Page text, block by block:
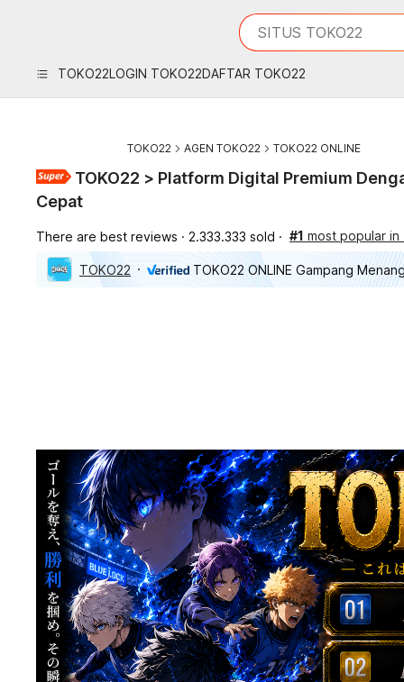
What are you looking
iphones 16
SITUS TOKO22
torras phone case
samsung note 20 5g
TOKO22LOGIN TOKO22DAFTAR TOKO22
TOKO22 AGEN TOKO22 TOKO22 ONLINE
TOKO22 > Platform Digital Premium
Cepat
There are best reviews 2.333.333 sold #1 most popular in
TOKO22 TOKO22 ONLINE Gampang